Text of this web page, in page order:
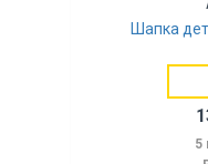
Шапка
5